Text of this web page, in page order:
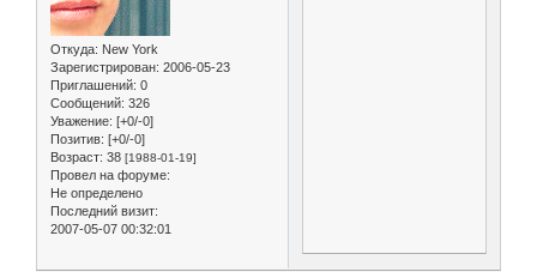
Откуда: New York
Зарегистрирован: 2006-05-23
Приглашений: 0
Сообщений: 326
Уважение: [+0/-0]
Позитив: [+0/-0]
Возраст: 38 [1988-01-19]
Провел на форуме:
Не определено
Последний визит:
2007-05-07 00:32:01